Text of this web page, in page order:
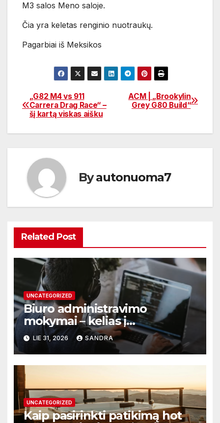
M3 salos Meno saloje.
Čia yra keletas renginio nuotraukų.
Pagarbiai iš Meksikos
Navigacija
tarp
ACM | „Brookylin
Grey G80 Build“
„G82 M4 vs 911
Carrera Drag Race“ –
šį kartą viskas aišku
Byautonuoma7
Related Post
UNCATEGORIZED
Biuro administravimo
mokymai – kelias į
profesionalų ir efektyvų
darbą
LIE 31, 2026 SANDRA
UNCATEGORIZED
Kaip pasirinkti patikimą hot